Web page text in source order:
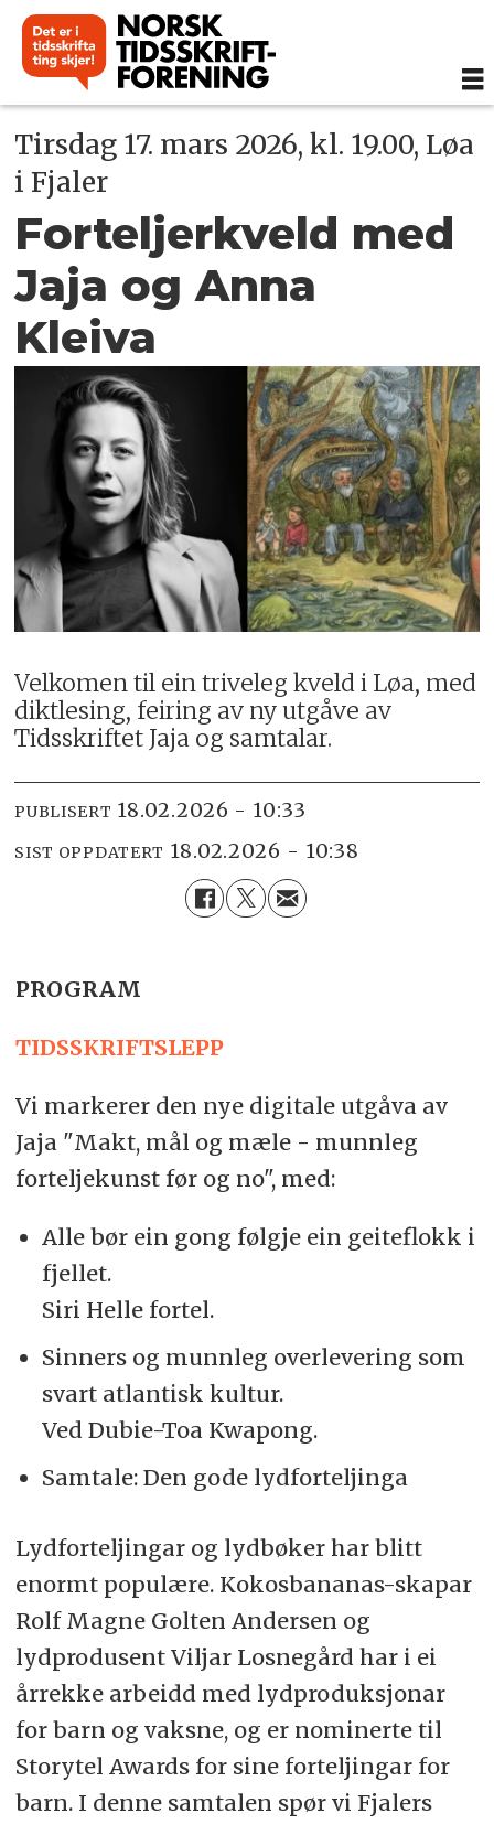
Tirsdag 17. mars 2026, kl. 19.00, Løa
i Fjaler
Forteljerkveld med
Jaja og Anna
Kleiva
Velkomen til ein triveleg kveld i Løa, med
diktlesing, feiring av ny utgåve av
Tidsskriftet Jaja og samtalar.
PUBLISERT 18.02.2026 - 10:33
SIST OPPDATERT 18.02.2026 - 10:38
PROGRAM
TIDSSKRIFTSLEPP
Vi markerer den nye digitale utgåva av
Jaja "Makt, mål og mæle - munnleg
forteljekunst før og no", med:
Alle bør ein gong følgje ein geiteflokk i
fjellet.
Siri Helle fortel.
Sinners og munnleg overlevering som
svart atlantisk kultur.
Ved Dubie-Toa Kwapong.
Samtale: Den gode lydforteljinga
Lydforteljingar og lydbøker har blitt
enormt populære. Kokosbananas-skapar
Rolf Magne Golten Andersen og
lydprodusent Viljar Losnegård har i ei
årrekke arbeidd med lydproduksjonar
for barn og vaksne, og er nominerte til
Storytel Awards for sine forteljingar for
barn. I denne samtalen spør vi Fjalers